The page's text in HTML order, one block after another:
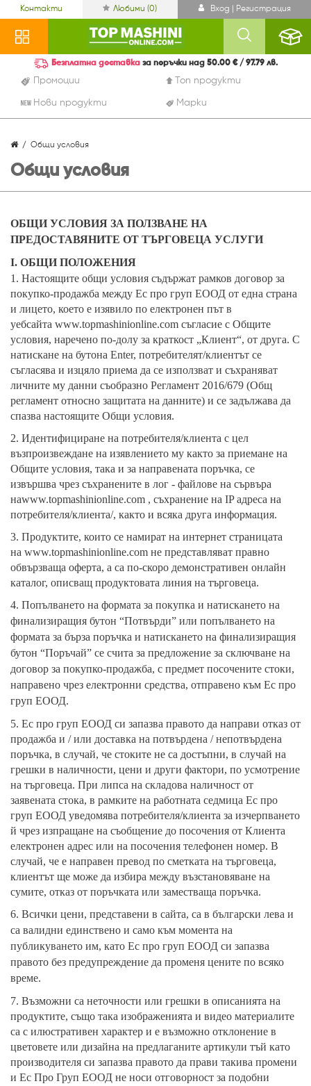
Контакти Любими (0) Вход | Регистрация
Промоции Топ продукти
Нови продукти Марки
Безплатна доставка за поръчки над 50.00 € / 97.79 лв.
Общи условия
Общи условия
OБЩИ УСЛОВИЯ ЗА ПОЛЗВАНЕ НА
ПРЕДОСТАВЯНИТЕ ОТ ТЪРГОВЕЦА УСЛУГИ
I. ОБЩИ ПОЛОЖЕНИЯ
1. Настоящите общи условия съдържат рамков договор за
покупко-продажба между Ес про груп ЕООД от една страна
и лицето, което е изявило по електронен път в
уебсайта www.topmashinionline.com съгласие с Общите
условия, наречено по-долу за краткост „Клиент“, от друга. С
натискане на бутона Enter, потребителят/клиентът се
съгласява и изцяло приема да се използват и съхраняват
личните му данни съобразно Регламент 2016/679 (Общ
регламент относно защитата на данните) и се задължава да
спазва настоящите Общи условия.
2. Идентифициране на потребителя/клиента с цел
възпроизвеждане на изявлението му както за приемане на
Общите условия, така и за направената поръчка, се
извършва чрез съхранените в лог - файлове на сървъра
наwww.topmashinionline.com , съхранение на IP адреса на
потребителя/клиента/, както и всяка друга информация.
3. Продуктите, които се намират на интернет страницата
на www.topmashinionline.com не представляват правно
обвързваща оферта, а са по-скоро демонстративен онлайн
каталог, описващ продуктовата линия на търговеца.
4. Попълването на формата за покупка и натискането на
финализиращия бутон “Потвърди” или попълването на
формата за бърза поръчка и натискането на финализиращия
бутон “Поръчай” се счита за предложение за сключване на
договор за покупко-продажба, с предмет посочените стоки,
направено чрез електронни средства, отправено към Ес про
груп ЕООД.
5. Ес про груп ЕООД си запазва правото да направи отказ от
продажба и / или доставка на потвърдена / непотвърдена
поръчка, в случай, че стоките не са достъпни, в случай на
грешки в наличности, цени и други фактори, по усмотрение
на търговеца. При липса на складова наличност от
заявената стока, в рамките на работната седмица Ес про
груп ЕООД уведомява потребителя/клиента за изчерпването
й чрез изпращане на съобщение до посочения от Клиента
електронен адрес или на посочения телефонен номер. В
случай, че е направен превод по сметката на търговеца,
клиентът ще може да избира между възстановяване на
сумите, отказ от поръчката или заместваща поръчка.
6. Всички цени, представени в сайта, са в български лева и
са валидни единствено и само към момента на
публикуването им, като Ес про груп ЕООД си запазва
правото без предупреждение да променя цените по всяко
време.
7. Възможни са неточности или грешки в описанията на
продуктите, също така изображенията и видео материалите
са с илюстративен характер и е възможно отклонение в
цветовете или дизайна на предлаганите артикули тъй като
производителя си запазва правото да прави такива промени
и Ес Про Груп ЕООД не носи отговорност за подобни